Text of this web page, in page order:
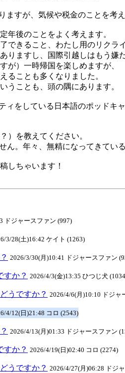
ますが、気候や税金のことを考
年後のことをよく考えます。
きること、わたし用のリクラ
りますし、国際引越しはもう嫌
が）一時帰国を楽しめますが、
ることも多くなりました。
うことも、頭の隅にあります。
をしている日本語のポッドキ
）を教えてください。
ん。年々、無精になってきてい
しちゃいます！
ドジャースファン (997)
3/28(土)16:42 ケイト (1263)
2026/3/30(月)10:41 ドジャースファン
すか？ 2026/4/3(金)13:35 ひつじ犬
うですか？ 2026/4/6(月)10:10 ドジャ
4/12(日)21:48 コロ (2543)
2026/4/13(月)01:33 ドジャースファン
すか？ 2026/4/19(日)02:40 コロ (2274)
うですか？ 2026/4/27(月)06:28 ドジ